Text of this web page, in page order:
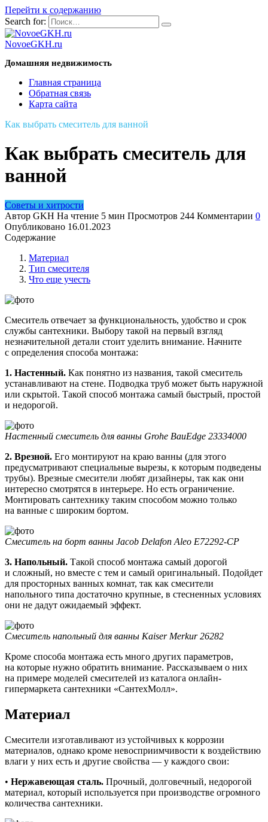
Перейти к содержанию
Search for:
NovoeGKH.ru
Домашняя недвижимость
Главная страница
Обратная связь
Карта сайта
Как выбрать смеситель для ванной
Как выбрать смеситель для
ванной
Советы и хитрости
Автор GKH На чтение 5 мин Просмотров 244 Комментарии 0
Опубликовано 16.01.2023
Содержание
Материал
Тип смесителя
Что еще учесть
Смеситель отвечает за функциональность, удобство и срок
службы сантехники. Выбору такой на первый взгляд
незначительной детали стоит уделить внимание. Начните
с определения способа монтажа:
1. Настенный. Как понятно из названия, такой смеситель
устанавливают на стене. Подводка труб может быть наружной
или скрытой. Такой способ монтажа самый быстрый, простой
и недорогой.
Настенный смеситель для ванны Grohe BauEdge 23334000
2. Врезной. Его монтируют на краю ванны (для этого
предусматривают специальные вырезы, к которым подведены
трубы). Врезные смесители любят дизайнеры, так как они
интересно смотрятся в интерьере. Но есть ограничение.
Монтировать сантехнику таким способом можно только
на ванные с широким бортом.
Смеситель на борт ванны Jacob Delafon Aleo E72292-CP
3. Напольный. Такой способ монтажа самый дорогой
и сложный, но вместе с тем и самый оригинальный. Подойдет
для просторных ванных комнат, так как смесители
напольного типа достаточно крупные, в стесненных условиях
они не дадут ожидаемый эффект.
Смеситель напольный для ванны Kaiser Merkur 26282
Кроме способа монтажа есть много других параметров,
на которые нужно обратить внимание. Рассказываем о них
на примере моделей смесителей из каталога онлайн-
гипермаркета сантехники «СантехМолл».
Материал
Смесители изготавливают из устойчивых к коррозии
материалов, однако кроме невосприимчивости к воздействию
влаги у них есть и другие свойства — у каждого свои:
• Нержавеющая сталь. Прочный, долговечный, недорогой
материал, который используется при производстве огромного
количества сантехники.